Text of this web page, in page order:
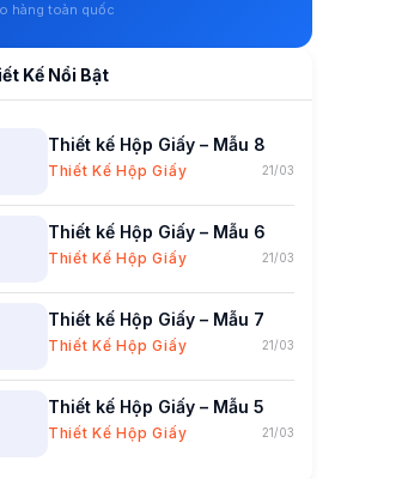
hàng toàn quốc
Kế Nổi Bật
Thiết kế Hộp Giấy – Mẫu 8
Thiết Kế Hộp Giấy 21/03
Thiết kế Hộp Giấy – Mẫu 6
Thiết Kế Hộp Giấy 21/03
Thiết kế Hộp Giấy – Mẫu 7
Thiết Kế Hộp Giấy 21/03
Thiết kế Hộp Giấy – Mẫu 5
Thiết Kế Hộp Giấy 21/03